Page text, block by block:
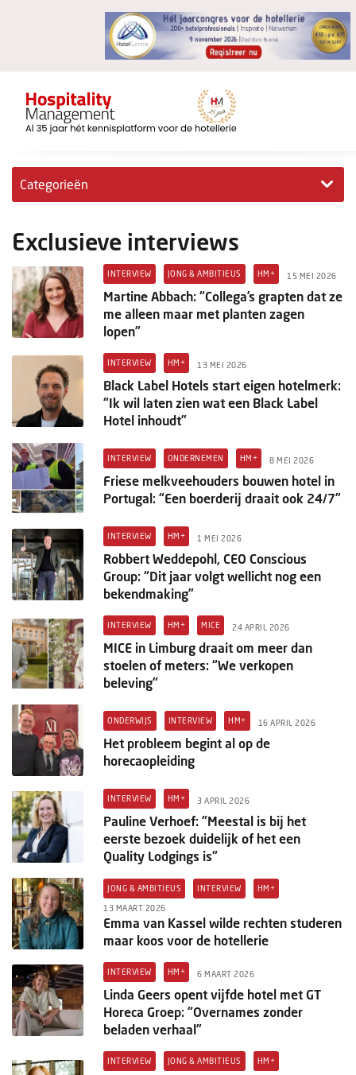
Categorieën
Hotelovernames
HM+
Jong & Ambitieus
Columns
Michelin
Personalia
HotelSummit
Exclusieve interviews
INTERVIEW JONG & AMBITIEUS HM+ 15 MEI 2026
Martine Abbach: “Collega’s grapten dat ze
me alleen maar met planten zagen
lopen”
INTERVIEW HM+ 13 MEI 2026
Black Label Hotels start eigen hotelmerk:
“Ik wil laten zien wat een Black Label
Hotel inhoudt”
INTERVIEW ONDERNEMEN HM+ 8 MEI 2026
Friese melkveehouders bouwen hotel in
Portugal: “Een boerderij draait ook 24/7”
INTERVIEW HM+ 1 MEI 2026
Robbert Weddepohl, CEO Conscious
Group: “Dit jaar volgt wellicht nog een
bekendmaking”
INTERVIEW HM+ MICE 24 APRIL 2026
MICE in Limburg draait om meer dan
stoelen of meters: “We verkopen
beleving”
ONDERWIJS INTERVIEW HM+ 16 APRIL 2026
Het probleem begint al op de
horecaopleiding
INTERVIEW HM+ 3 APRIL 2026
Pauline Verhoef: "Meestal is bij het
eerste bezoek duidelijk of het een
Quality Lodgings is"
JONG & AMBITIEUS INTERVIEW HM+
13 MAART 2026
Emma van Kassel wilde rechten studeren
maar koos voor de hotellerie
INTERVIEW HM+ 6 MAART 2026
Linda Geers opent vijfde hotel met GT
Horeca Groep: “Overnames zonder
beladen verhaal”
INTERVIEW JONG & AMBITIEUS HM+